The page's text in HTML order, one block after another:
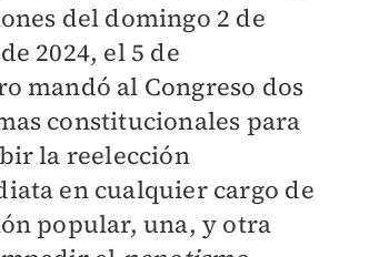
del domingo 2 de
2024, el 5 de
mandó al Congreso dos
constitucionales para
la reelección
en cualquier cargo de
popular, una, y otra